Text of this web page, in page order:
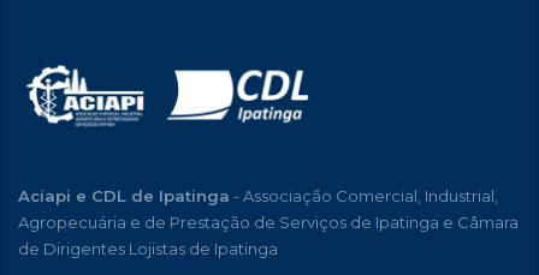
Aciapi e CDL de Ipatinga - Associação Comercial, Industrial,
Agropecuária e de Prestação de Serviços de Ipatinga e Câmara
de Dirigentes Lojistas de Ipatinga